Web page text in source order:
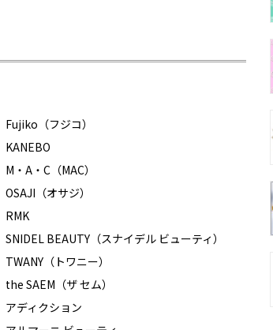
Fujiko（フジコ）
KANEBO
M・A・C（MAC）
OSAJI（オサジ）
RMK
SNIDEL BEAUTY（スナイデル ビューティ）
TWANY（トワニー）
the SAEM（ザ セム）
アディクション